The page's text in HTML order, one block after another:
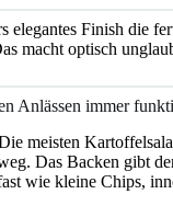
elegantes Finish die
macht optisch
Anlässen immer
meisten
Das Backen gibt
wie kleine Chips,